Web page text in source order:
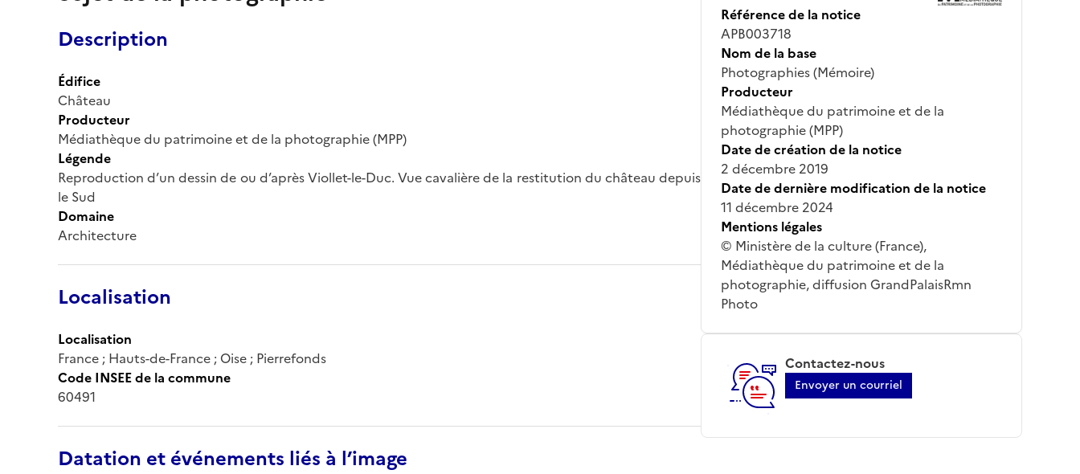
Description
Édifice
Château
Producteur
Médiathèque du patrimoine et de la photographie (MPP)
Légende
Reproduction d’un dessin de ou d’après Viollet-le-Duc. Vue cavalière de la restitution du château depuis
le Sud
Domaine
Architecture
Localisation
Localisation
France ; Hauts-de-France ; Oise ; Pierrefonds
Code INSEE de la commune
60491
Datation et événements liés à l’image
Référence de la notice
APB003718
Nom de la base
Photographies (Mémoire)
Producteur
Médiathèque du patrimoine et de la
photographie (MPP)
Date de création de la notice
2 décembre 2019
Date de dernière modification de la notice
11 décembre 2024
Mentions légales
© Ministère de la culture (France),
Médiathèque du patrimoine et de la
photographie, diffusion GrandPalaisRmn
Photo
Contactez-nous
Envoyer un courriel